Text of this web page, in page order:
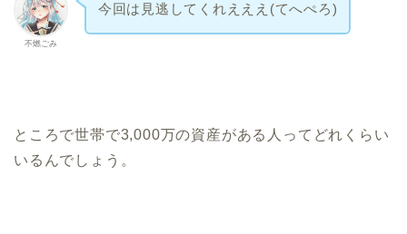
不燃ごみ
今回は見逃してくれえええ(てへぺろ)
ところで世帯で3,000万の資産がある人ってどれくらい
いるんでしょう。